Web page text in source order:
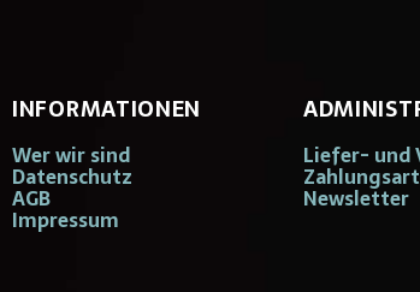
INFORMATIONEN
Wer wir sind
Datenschutz
AGB
Impressum
Liefer- und
Newsletter